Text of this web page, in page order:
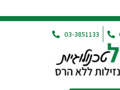
03-3851133